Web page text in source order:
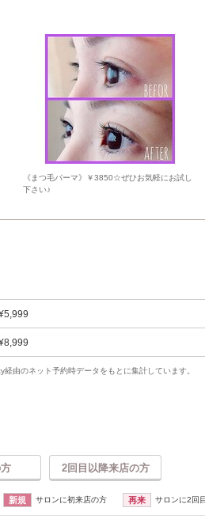
《まつ毛パーマ》￥3850☆ぜひお気軽にお試し
下さい♪
由のネット予約時データをもとに集計しています。
2回目以降来店の方
新規 サロンに初来店の方 再来 サロンに2回